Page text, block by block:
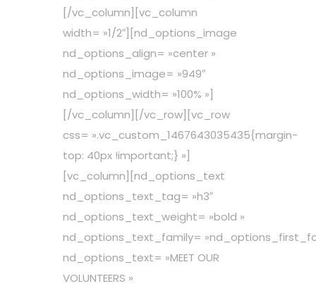
[/vc_column][vc_column
width= »1/2″][nd_options_image
nd_options_align= »center »
nd_options_image= »949″
nd_options_width= »100% »]
[/vc_column][/vc_row][vc_row
css= ».vc_custom_1467643035435{margin-
top: 40px !important;} »]
[vc_column][nd_options_text
nd_options_text_tag= »h3″
nd_options_text_weight= »bold »
nd_options_text_family=
nd_options_text= »MEET OUR
VOLUNTEERS »